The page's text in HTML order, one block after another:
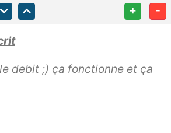
+ -
debit ;) ça fonctionne et ça